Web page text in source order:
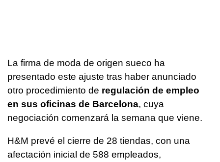
La firma de moda de origen sueco ha
presentado este ajuste tras haber anunciado
otro procedimiento de regulación de empleo
en sus oficinas de Barcelona, cuya
negociación comenzará la semana que viene.
H&M prevé el cierre de 28 tiendas, con una
afectación inicial de 588 empleados,